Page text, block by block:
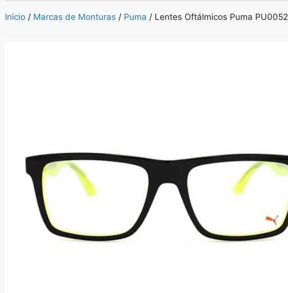
Inicio / Marcas de Monturas / Puma / Lentes Oftálmicos Puma